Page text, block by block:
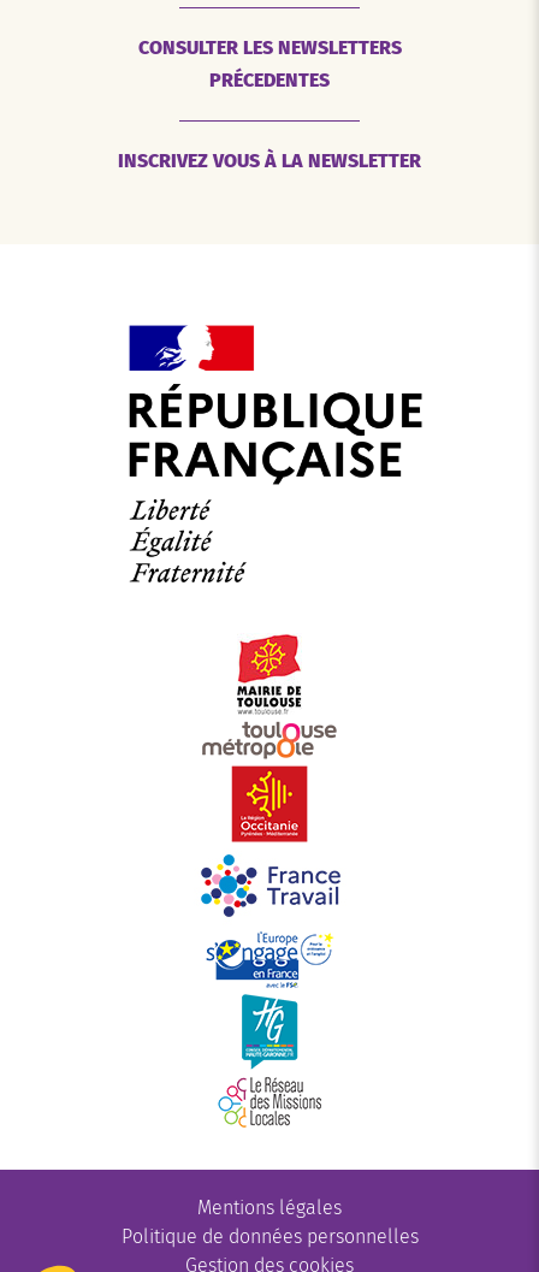
CONSULTER LES NEWSLETTERS
PRÉCEDENTES
INSCRIVEZ VOUS À LA NEWSLETTER
Mentions légales
Politique de données personnelles
Gestion des cookies